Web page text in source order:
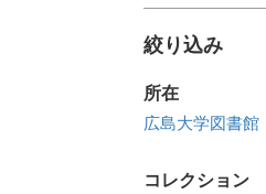
絞り込み
所在
広島大学図書館
コレクション